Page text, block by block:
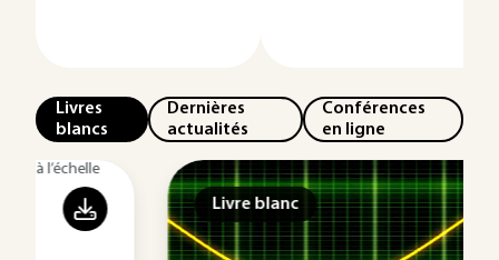
Livres
blancs
Dernières
actualités
Conférences
en ligne
Livre blanc